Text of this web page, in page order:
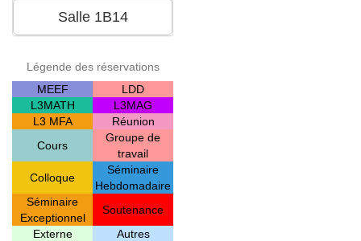
Légende des réservations
MEEF
LDD
L3MATH
L3MAG
L3 MFA
Réunion
Cours
Groupe de
travail
Colloque
Séminaire
Hebdomadaire
Séminaire
Exceptionnel
Soutenance
Externe
Autres